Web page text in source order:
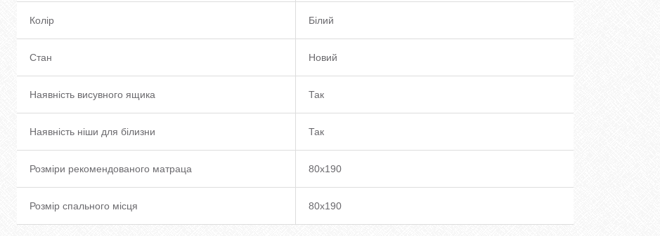
Колір Білий
Стан Новий
Наявність висувного ящика Так
Наявність ніши для білизни Так
Розміри рекомендованого матраца 80х190
Розмір спального місця 80х190